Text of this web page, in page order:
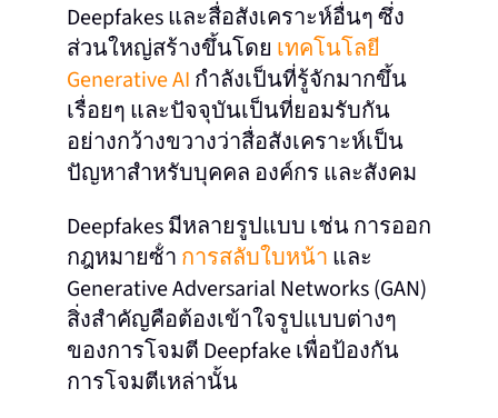
Deepfakes และสื่อสังเคราะห์อื่นๆ ซึ่ง
ส่วนใหญ่สร้างขึ้นโดย เทคโนโลยี
Generative AI กําลังเป็นที่รู้จักมากขึ้น
เรื่อยๆ และปัจจุบันเป็นที่ยอมรับกัน
อย่างกว้างขวางว่าสื่อสังเคราะห์เป็น
ปัญหาสําหรับบุคคล องค์กร และสังคม
Deepfakes มีหลายรูปแบบ เช่น การออก
กฎหมายซ้ํา การสลับใบหน้า และ
Generative Adversarial Networks (GAN)
สิ่งสําคัญคือต้องเข้าใจรูปแบบต่างๆ
ของการโจมตี Deepfake เพื่อป้องกัน
การโจมตีเหล่านั้น